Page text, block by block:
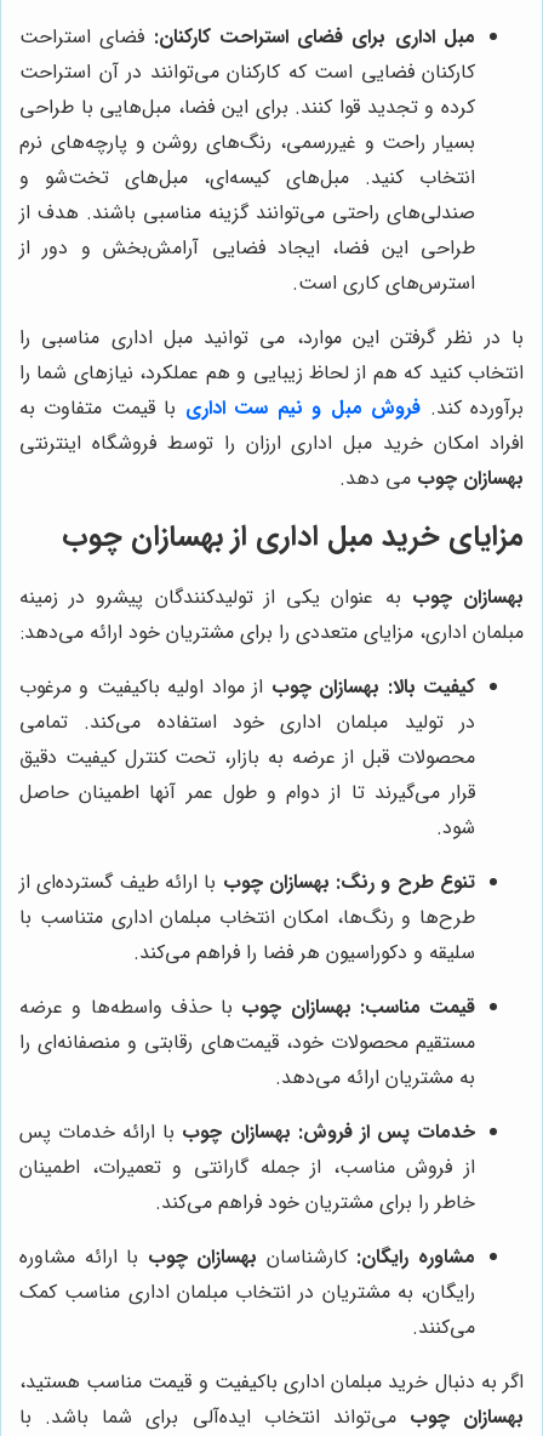
مبل اداری برای فضای استراحت کارکنان: فضای استراحت
کارکنان فضایی است که کارکنان می‌توانند در آن استراحت
کرده و تجدید قوا کنند. برای این فضا، مبل‌هایی با طراحی
بسیار راحت و غیررسمی، رنگ‌های روشن و پارچه‌های نرم
انتخاب کنید. مبل‌های کیسه‌ای، مبل‌های تخت‌شو و
صندلی‌های راحتی می‌توانند گزینه مناسبی باشند. هدف از
طراحی این فضا، ایجاد فضایی آرامش‌بخش و دور از
استرس‌های کاری است.
با در نظر گرفتن این موارد، می توانید مبل اداری مناسبی را
انتخاب کنید که هم از لحاظ زیبایی و هم عملکرد، نیازهای شما را
برآورده کند. فروش مبل و نیم ست اداری با قیمت متفاوت به
افراد امکان خرید مبل اداری ارزان را توسط فروشگاه اینترنتی
بهسازان چوب می دهد.
مزایای خرید مبل اداری ازبهسازان چوب
بهسازان چوب به عنوان یکی از تولیدکنندگان پیشرو در زمینه
مبلمان اداری، مزایای متعددی را برای مشتریان خود ارائه می‌دهد:
کیفیت بالا: بهسازان چوب از مواد اولیه باکیفیت و مرغوب
در تولید مبلمان اداری خود استفاده می‌کند. تمامی
محصولات قبل از عرضه به بازار، تحت کنترل کیفیت دقیق
قرار می‌گیرند تا از دوام و طول عمر آنها اطمینان حاصل
شود.
تنوع طرح و رنگ: بهسازان چوب با ارائه طیف گسترده‌ای از
طرح‌ها و رنگ‌ها، امکان انتخاب مبلمان اداری متناسب با
سلیقه و دکوراسیون هر فضا را فراهم می‌کند.
قیمت مناسب: بهسازان چوب با حذف واسطه‌ها و عرضه
مستقیم محصولات خود، قیمت‌های رقابتی و منصفانه‌ای را
به مشتریان ارائه می‌دهد.
خدمات پس از فروش: بهسازان چوب با ارائه خدمات پس
از فروش مناسب، از جمله گارانتی و تعمیرات، اطمینان
خاطر را برای مشتریان خود فراهم می‌کند.
مشاوره رایگان: کارشناسان بهسازان چوب با ارائه مشاوره
رایگان، به مشتریان در انتخاب مبلمان اداری مناسب کمک
می‌کنند.
اگر به دنبال خرید مبلمان اداری باکیفیت و قیمت مناسب هستید،
بهسازان چوب می‌تواند انتخاب ایده‌آلی برای شما باشد. با